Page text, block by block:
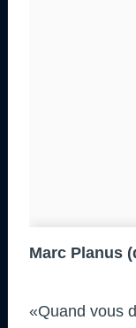
Marc Planus
«Quand vous